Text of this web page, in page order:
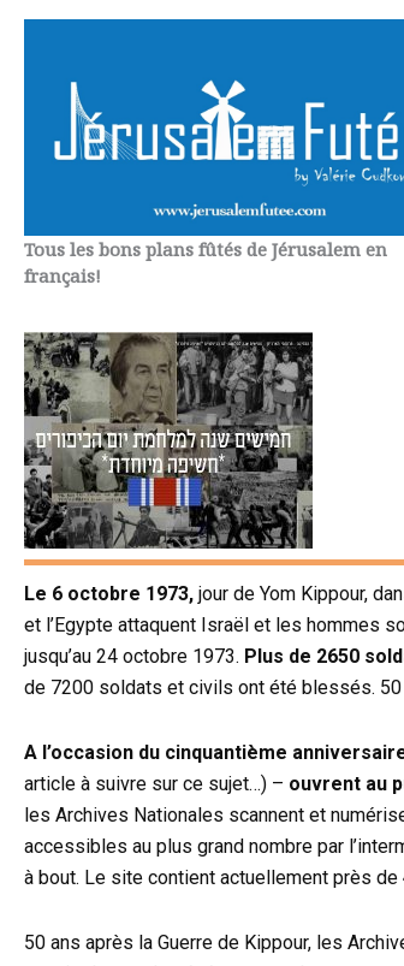
Aller
contenu
Tous les bons plans fûtés de Jérusalem en
français!
Le 6 octobre 1973, jour de Yom Kippour,
et l’Egypte attaquent Israël et les hommes
jusqu’au 24 octobre 1973. Plus de 2650
de 7200 soldats et civils ont été blessés. 50
A l’occasion du cinquantième
article à suivre sur ce sujet…) – ouvrent au
les Archives Nationales scannent et
accessibles au plus grand nombre par
à bout. Le site contient actuellement près de
50 ans après la Guerre de Kippour, les